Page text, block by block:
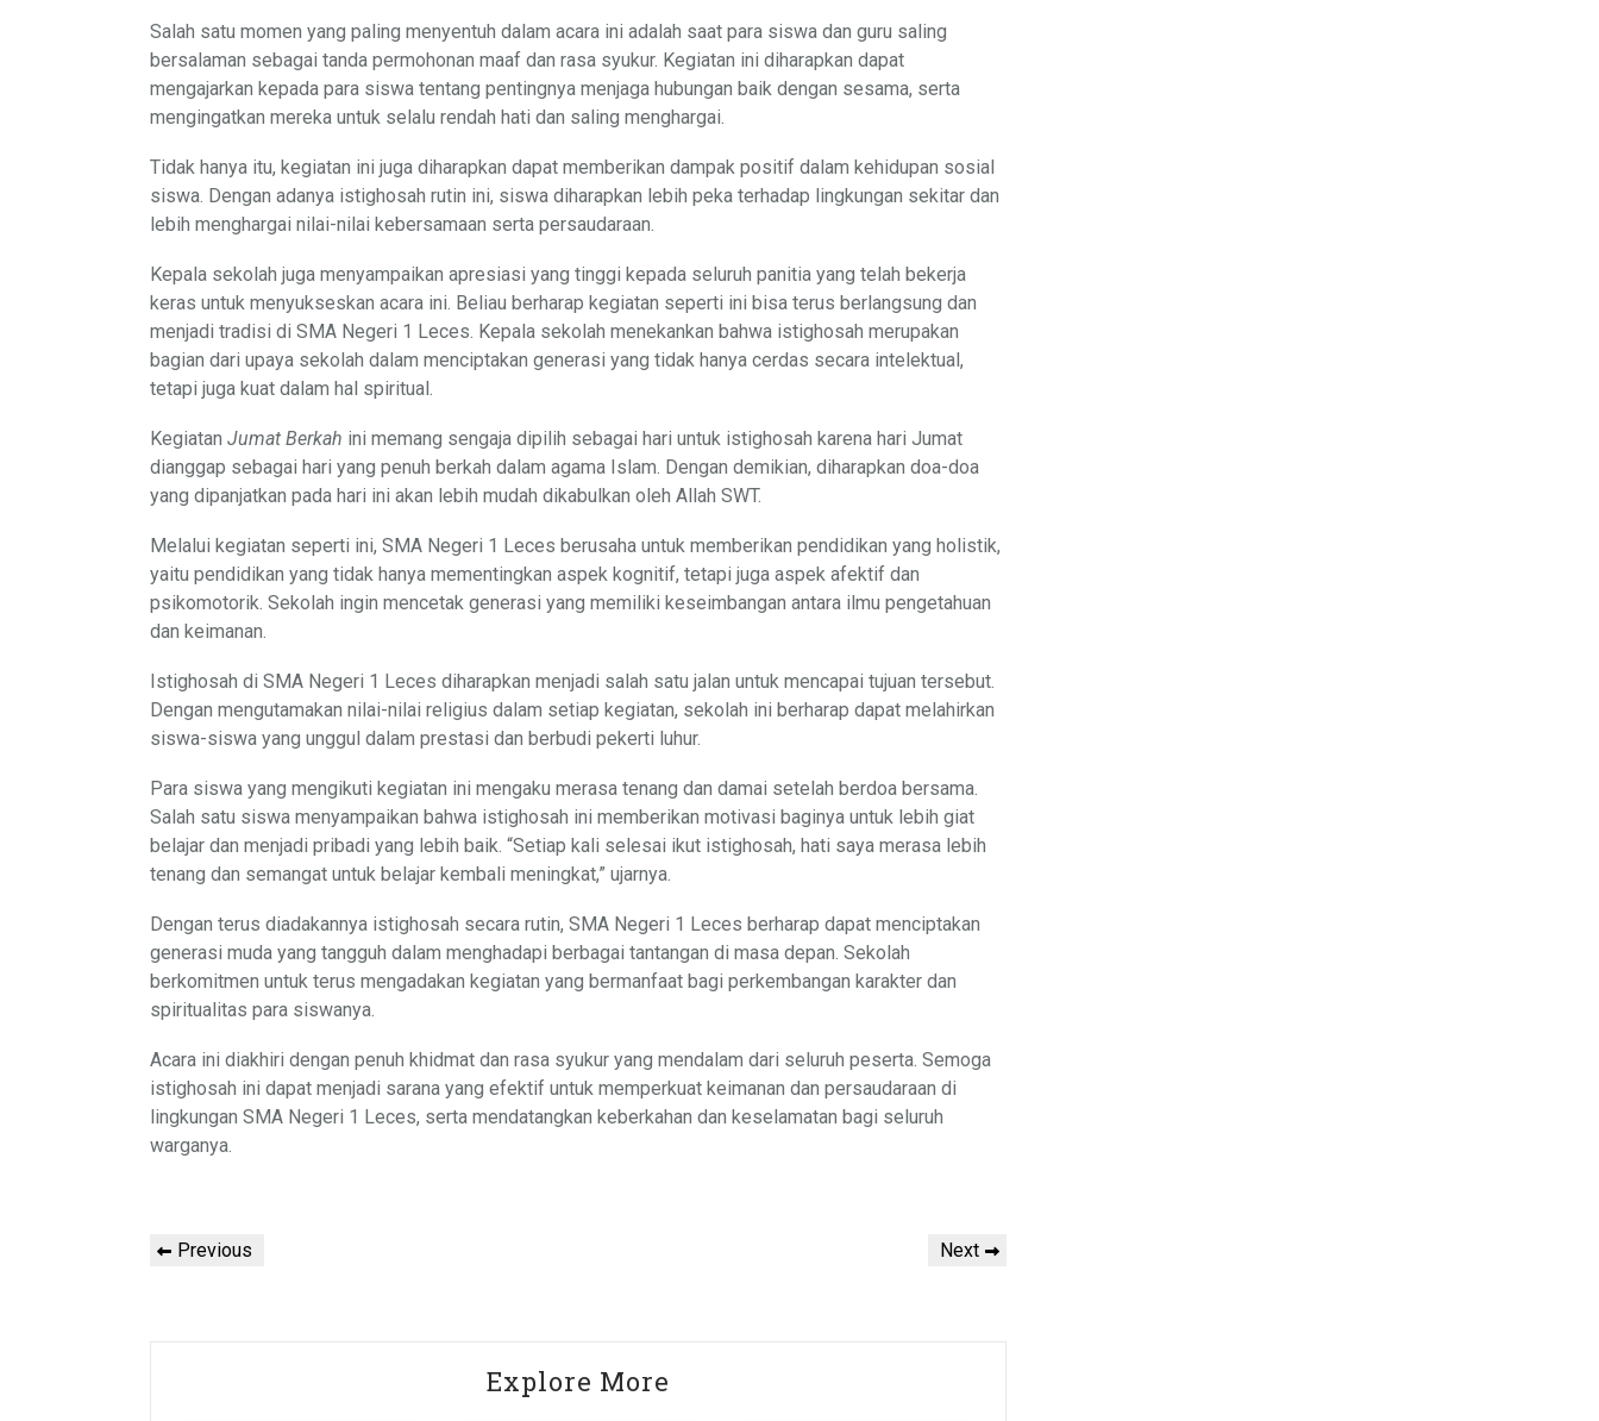
Salah satu momen yang paling menyentuh dalam acara ini adalah saat para siswa dan guru saling
bersalaman sebagai tanda permohonan maaf dan rasa syukur. Kegiatan ini diharapkan dapat
mengajarkan kepada para siswa tentang pentingnya menjaga hubungan baik dengan sesama, serta
mengingatkan mereka untuk selalu rendah hati dan saling menghargai.
Tidak hanya itu, kegiatan ini juga diharapkan dapat memberikan dampak positif dalam kehidupan sosial
siswa. Dengan adanya istighosah rutin ini, siswa diharapkan lebih peka terhadap lingkungan sekitar dan
lebih menghargai nilai-nilai kebersamaan serta persaudaraan.
Kepala sekolah juga menyampaikan apresiasi yang tinggi kepada seluruh panitia yang telah bekerja
keras untuk menyukseskan acara ini. Beliau berharap kegiatan seperti ini bisa terus berlangsung dan
menjadi tradisi di SMA Negeri 1 Leces. Kepala sekolah menekankan bahwa istighosah merupakan
bagian dari upaya sekolah dalam menciptakan generasi yang tidak hanya cerdas secara intelektual,
tetapi juga kuat dalam hal spiritual.
Kegiatan Jumat Berkah ini memang sengaja dipilih sebagai hari untuk istighosah karena hari Jumat
dianggap sebagai hari yang penuh berkah dalam agama Islam. Dengan demikian, diharapkan doa-doa
yang dipanjatkan pada hari ini akan lebih mudah dikabulkan oleh Allah SWT.
Melalui kegiatan seperti ini, SMA Negeri 1 Leces berusaha untuk memberikan pendidikan yang holistik,
yaitu pendidikan yang tidak hanya mementingkan aspek kognitif, tetapi juga aspek afektif dan
psikomotorik. Sekolah ingin mencetak generasi yang memiliki keseimbangan antara ilmu pengetahuan
dan keimanan.
Istighosah di SMA Negeri 1 Leces diharapkan menjadi salah satu jalan untuk mencapai tujuan tersebut.
Dengan mengutamakan nilai-nilai religius dalam setiap kegiatan, sekolah ini berharap dapat melahirkan
siswa-siswa yang unggul dalam prestasi dan berbudi pekerti luhur.
Para siswa yang mengikuti kegiatan ini mengaku merasa tenang dan damai setelah berdoa bersama.
Salah satu siswa menyampaikan bahwa istighosah ini memberikan motivasi baginya untuk lebih giat
belajar dan menjadi pribadi yang lebih baik. “Setiap kali selesai ikut istighosah, hati saya merasa lebih
tenang dan semangat untuk belajar kembali meningkat,” ujarnya.
Dengan terus diadakannya istighosah secara rutin, SMA Negeri 1 Leces berharap dapat menciptakan
generasi muda yang tangguh dalam menghadapi berbagai tantangan di masa depan. Sekolah
berkomitmen untuk terus mengadakan kegiatan yang bermanfaat bagi perkembangan karakter dan
spiritualitas para siswanya.
Acara ini diakhiri dengan penuh khidmat dan rasa syukur yang mendalam dari seluruh peserta. Semoga
istighosah ini dapat menjadi sarana yang efektif untuk memperkuat keimanan dan persaudaraan di
lingkungan SMA Negeri 1 Leces, serta mendatangkan keberkahan dan keselamatan bagi seluruh
warganya.
Post
navigation
Previous
Previous
Next
Next
Explore More